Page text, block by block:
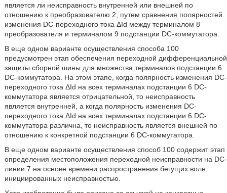
является ли неисправность внутренней или внешней по
отношению к преобразователю 2, путем сравнения полярностей
изменения DC-переходного тока ΔId между терминалом 8
преобразователя и терминалом 9 подстанции DC-коммутатора.
В еще одном варианте осуществления способа 100
предусмотрен этап обеспечения переходной дифференциальной
защиты сборной шины для множества терминалов подстанции 6
DC-коммутатора. На этом этапе, когда полярность изменения DC-
переходного тока ΔId на всех терминалах подстанции 6 DC-
коммутатора является отрицательной, то неисправность
является внутренней, а когда полярность изменения DC-
переходного тока ΔId на всех терминалах подстанции 6 DC-
коммутатора различна, то неисправность является внешней по
отношению к конкретной подстанции 6 DC-коммутатора.
В еще одном варианте осуществления способ 100 содержит этап
определения местоположения переходной неисправности на DC-
линии 7 на основе времени распространения бегущих волн,
инициированных неисправностью.